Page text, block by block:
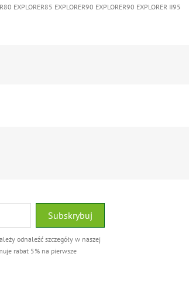
EXPLORER85 EXPLORER90 EXPLORER90 EXPLORER II95
odnaleźć szczegóły w naszej
rabat 5% na pierwsze